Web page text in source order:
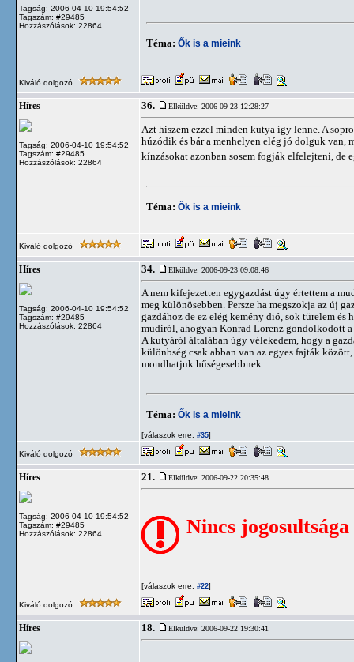
Tagság: 2006-04-10 19:54:52
Tagszám: #29485
Hozzászólások: 22864
Téma: Ők is a mieink
Kiváló dolgozó
Híres
Tagság: 2006-04-10 19:54:52
Tagszám: #29485
Hozzászólások: 22864
36. Elküldve: 2006-09-23 12:28:27
Azt hiszem ezzel minden kutya így lenne. A
húzódik és bár a menhelyen elég jó dolguk van,
kínzásokat azonban sosem fogják elfelejteni,
Téma: Ők is a mieink
Kiváló dolgozó
Híres
Tagság: 2006-04-10 19:54:52
Tagszám: #29485
Hozzászólások: 22864
34. Elküldve: 2006-09-23 09:08:46
A nem kifejezetten egygazdást úgy értettem a
meg különösebben. Persze ha megszokja az új
gazdához de ez elég kemény dió, sok türelem és
mudiról, ahogyan Konrad Lorenz gondolkodott a
A kutyáról általában úgy vélekedem, hogy a
különbség csak abban van az egyes fajták
mondhatjuk hűségesebbnek.
Téma: Ők is a mieink
[válaszok erre: #35]
Kiváló dolgozó
Híres
Tagság: 2006-04-10 19:54:52
Tagszám: #29485
Hozzászólások: 22864
21. Elküldve: 2006-09-22 20:35:48
Nincs
[válaszok erre: #22]
Kiváló dolgozó
Híres 18. Elküldve: 2006-09-22 19:30:41